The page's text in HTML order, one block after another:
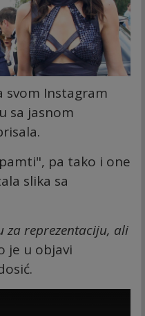
svom Instagram
sa jasnom
pa tako i one
slika sa
za reprezentaciju, ali
je u objavi